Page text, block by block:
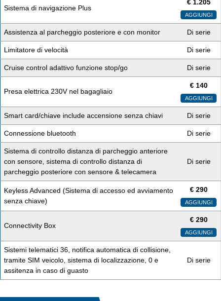
Sistema di navigazione Plus
€ 1.205
AGGIUNGI
Assistenza al parcheggio posteriore e con monitor Di serie
Limitatore di velocità Di serie
Cruise control adattivo funzione stop/go Di serie
Presa elettrica 230V nel bagagliaio
€ 140
AGGIUNGI
Smart card/chiave include accensione senza chiavi Di serie
Connessione bluetooth Di serie
Sistema di controllo distanza di parcheggio anteriore
con sensore, sistema di controllo distanza di
parcheggio posteriore con sensore & telecamera
Di serie
Keyless Advanced (Sistema di accesso ed avviamento
senza chiave)
€ 290
AGGIUNGI
Connectivity Box
€ 290
AGGIUNGI
Sistemi telematici 36, notifica automatica di collisione,
tramite SIM veicolo, sistema di localizzazione, 0 e
assitenza in caso di guasto
Di serie